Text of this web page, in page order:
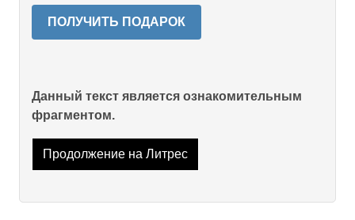
ПОЛУЧИТЬ ПОДАРОК
Данный текст является ознакомительным
фрагментом.
Продолжение на Литрес